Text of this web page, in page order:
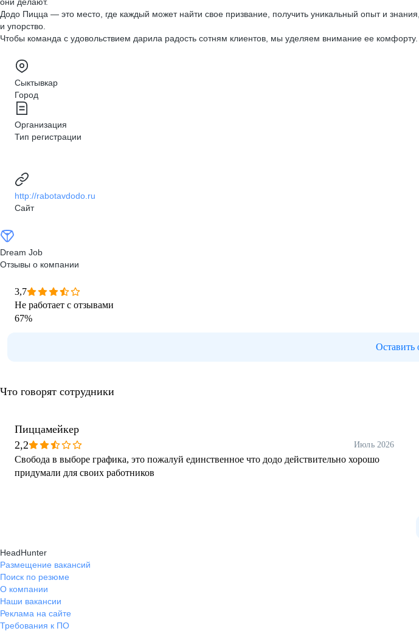
Додо Пицца — это место, где каждый может найти свое призвание, получить уникальный опыт и
и упорство.
Чтобы команда с удовольствием дарила радость сотням клиентов, мы уделяем внимание ее
Сыктывкар
Город
Организация
Тип регистрации
http://rabotavdodo.ru
Сайт
Dream Job
Отзывы о компании
3,7
Не работает с отзывами
67%
Оставить
Что говорят сотрудники
Пиццамейкер
2,2
Июль 2026
Свобода в выборе графика, это пожалуй единственное что додо действительно хорошо
придумали для своих работников
HeadHunter
Размещение вакансий
Поиск по резюме
О компании
Наши вакансии
Реклама на сайте
Требования к ПО